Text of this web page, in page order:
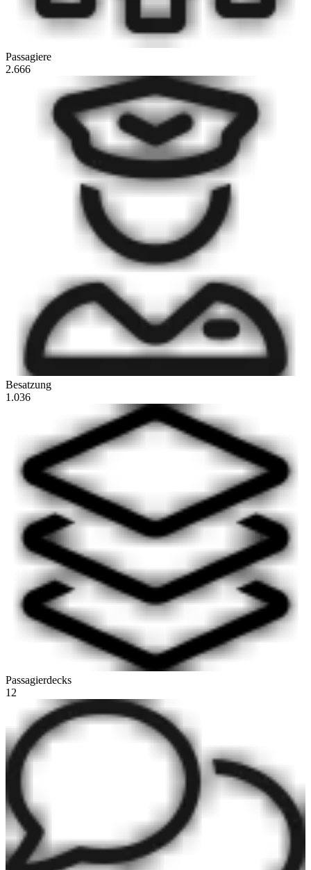
Passagiere
2.666
Besatzung
1.036
Passagierdecks
12